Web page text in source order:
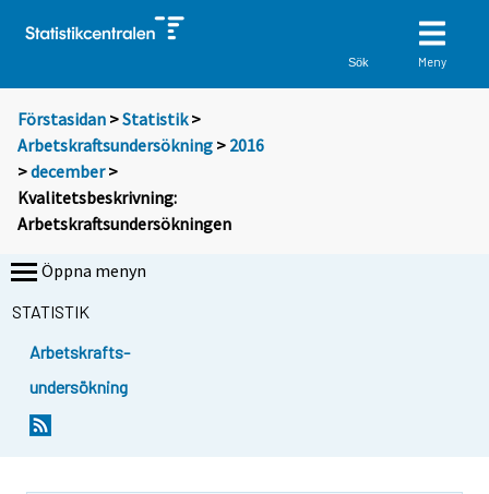
Sök Meny
Förstasidan >Statistik >
Arbetskraftsundersökning > 2016
>december>
Kvalitetsbeskrivning:
Arbetskraftsundersökningen
Öppna menyn
STATISTIK
Arbetskrafts-
undersökning